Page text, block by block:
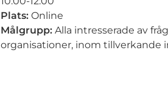
Plats: Online
Målgrupp: Alla intresserade av
organisationer, inom tillverkande